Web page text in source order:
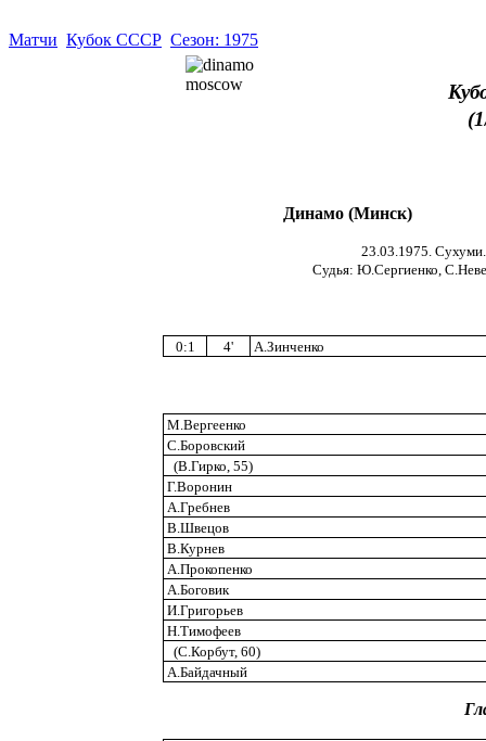
Матчи Кубок СССР Сезон: 1975
Динамо (Минск)
23.03.1975.
Судья: Ю.Сергиенко,
0:1 4' А.Зинченко
М.Вергеенко
С.Боровский
(В.Гирко, 55)
Г.Воронин
А.Гребнев
В.Швецов
В.Курнев
А.Прокопенко
А.Боговик
И.Григорьев
Н.Тимофеев
(С.Корбут, 60)
А.Байдачный